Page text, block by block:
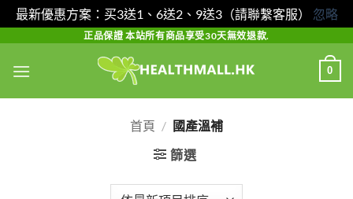
最新優惠方案：买3送1、6送2、9送3（請聯繫客服） 忽略
content
正品保證 本站所有商品享受30天無效退款.
0
首頁 / 國產溫補
篩選